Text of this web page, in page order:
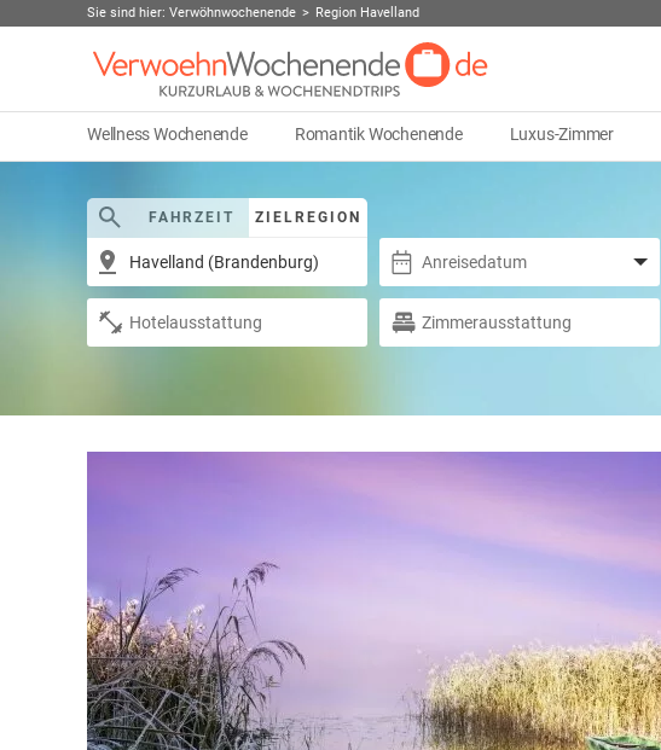
Sie sind hier: Verwöhnwochenende Region Havelland
Wellness Wochenende Romantik Wochenende Luxus-Zimmer
FAHRZEIT ZIELREGION